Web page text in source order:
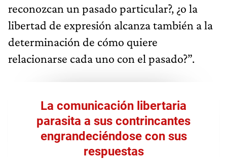
reconozcan un pasado particular?, ¿o la
libertad de expresión alcanza también a la
determinación de cómo quiere
relacionarse cada uno con el pasado?”.
La comunicación libertaria
parasita a sus contrincantes
engrandeciéndose con sus
respuestas